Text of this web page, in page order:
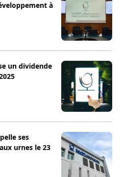
à
un dividende
ses
urnes le 23